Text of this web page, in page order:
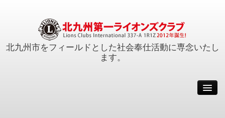
北九州市をフィールドとした社会奉仕活動に専念いたし
ます。